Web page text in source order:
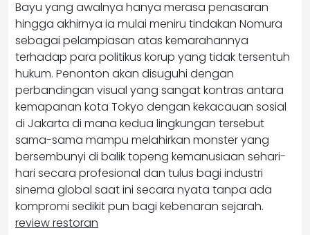
Bayu yang awalnya hanya merasa penasaran
hingga akhirnya ia mulai meniru tindakan Nomura
sebagai pelampiasan atas kemarahannya
terhadap para politikus korup yang tidak tersentuh
hukum. Penonton akan disuguhi dengan
perbandingan visual yang sangat kontras antara
kemapanan kota Tokyo dengan kekacauan sosial
di Jakarta di mana kedua lingkungan tersebut
sama-sama mampu melahirkan monster yang
bersembunyi di balik topeng kemanusiaan sehari-
hari secara profesional dan tulus bagi industri
sinema global saat ini secara nyata tanpa ada
kompromi sedikit pun bagi kebenaran sejarah.
review restoran